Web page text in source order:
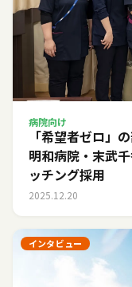
病院向け
「希望者ゼロ」
明和病院・末武
ッチング採用
2025.12.20
インタビュー